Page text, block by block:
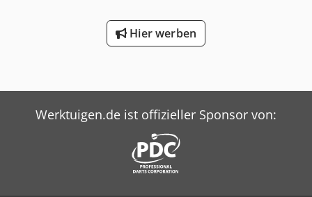
Hier werben
Werktuigen.de ist offizieller Sponsor von: